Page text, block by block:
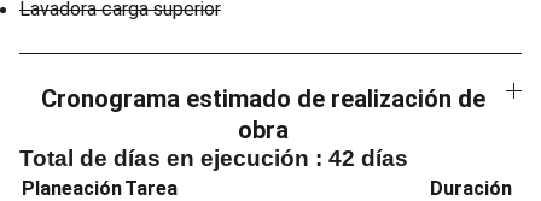
Lavadora carga superior
Cronograma estimado de realización de
obra
Total de días en ejecución : 42 días
PlaneaciónTarea
Duración